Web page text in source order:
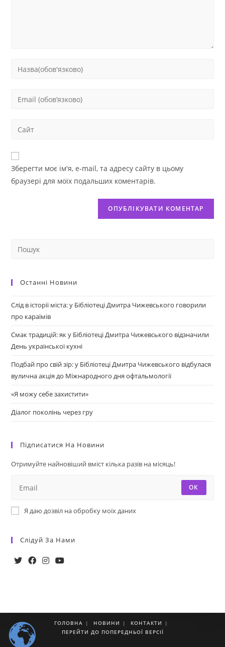
Зберегти моє ім'я, e-mail, та адресу сайту в цьому
браузері для моїх подальших коментарів.
Останні Новини
Слід в історії міста: у Бібліотеці Дмитра Чижевського говорили
про караїмів
Смак традицій: як у Бібліотеці Дмитра Чижевського відзначили
День української кухні
Подбай про свій зір: у Бібліотеці Дмитра Чижевського відбулася
вулична акція до Міжнародного дня офтальмології
«Я можу себе захистити»
Діалог поколінь через гру
Підписатися На Новини
Отримуйте найновіший вміст кілька разів на місяць!
ОК
Я даю дозвіл на обробку моїх даних
Слідуй За Нами
ГОЛОВНА НОВИНИ
КОНТАКТИ
ПЕРЕЙТИ ДО ПОПЕРЕДНЬОЇ ВЕРСІЇ